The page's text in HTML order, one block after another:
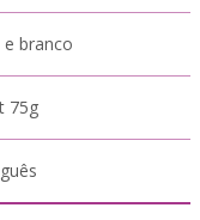
branco
75g